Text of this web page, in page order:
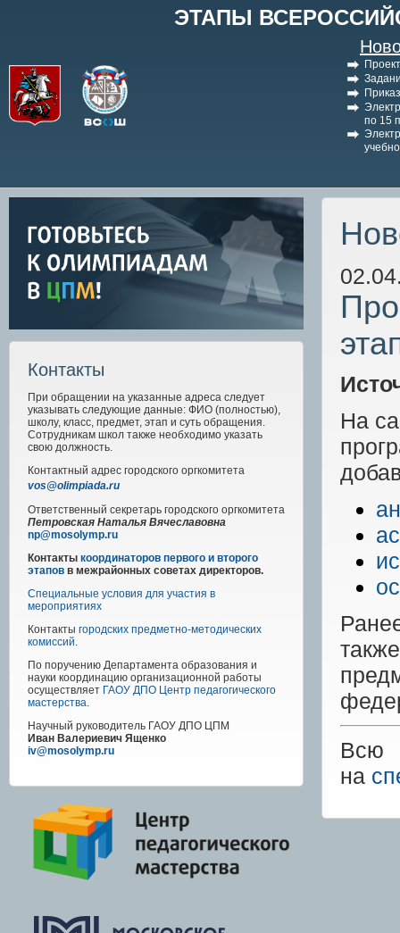
ЭТАПЫ
по 15
Контакты
При обращении на указанные адреса следует
указывать следующие данные: ФИО (полностью),
школу, класс, предмет, этап и суть обращения.
Сотрудникам школ также необходимо указать
свою должность.
Контактный адрес городского оргкомитета
vos@olimpiada.ru
Ответственный секретарь городского оргкомитета
Петровская Наталья Вячеславовна
np@mosolymp.ru
Контакты координаторов первого и второго
этапов в межрайонных советах директоров.
Специальные условия для участия в
мероприятиях
Контакты городских предметно-методических
комиссий.
По поручению Департамента образования и
науки координацию организационной работы
осуществляет ГАОУ ДПО Центр педагогического
мастерства.
Научный руководитель ГАОУ ДПО ЦПМ
Иван Валериевич Ященко
iv@mosolymp.ru
На
Всю
на